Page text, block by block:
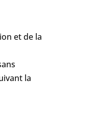
et de la
la